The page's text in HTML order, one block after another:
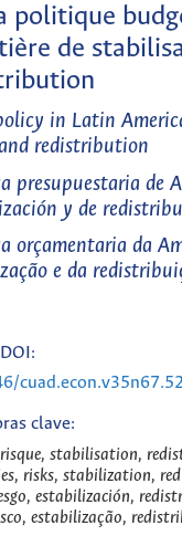
politique
de
in Latin
redistribution
presupuestaria de
y de
orçamentaria da
e da
DOI:
clave:
stabilisation,
risks, stabilization,
estabilización,
estabilização,